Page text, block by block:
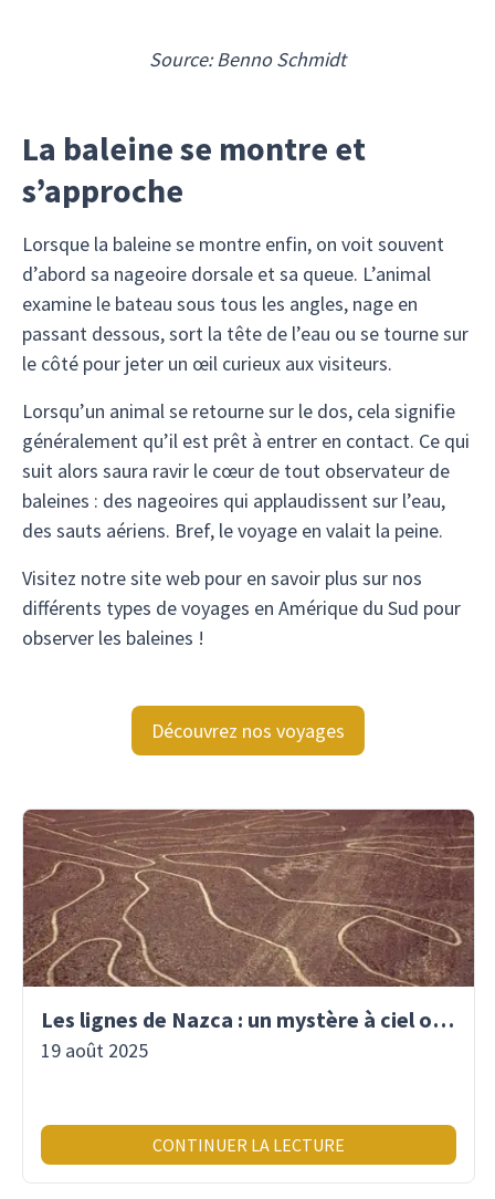
Source: Benno Schmidt
La baleine se montre et
s’approche
Lorsque la baleine se montre enfin, on voit souvent
d’abord sa nageoire dorsale et sa queue. L’animal
examine le bateau sous tous les angles, nage en
passant dessous, sort la tête de l’eau ou se tourne sur
le côté pour jeter un œil curieux aux visiteurs.
Lorsqu’un animal se retourne sur le dos, cela signifie
généralement qu’il est prêt à entrer en contact. Ce qui
suit alors saura ravir le cœur de tout observateur de
baleines : des nageoires qui applaudissent sur l’eau,
des sauts aériens. Bref, le voyage en valait la peine.
Visitez notre site web pour en savoir plus sur nos
différents types de voyages en Amérique du Sud pour
observer les baleines !
Découvrez nos voyages
Les lignes de Nazca : un mystère à ciel ouvert
19 août 2025
CONTINUER LA LECTURE